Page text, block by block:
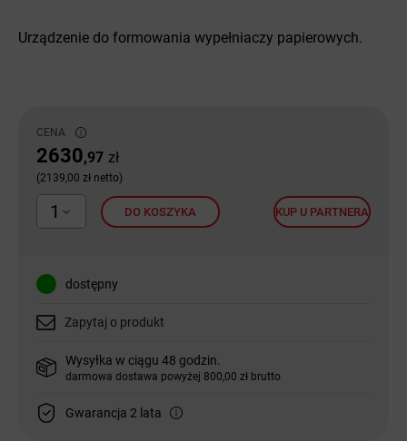
CENA
2630,97 zł
(2139,00 zł netto)
1 DO KOSZYKA KUP U PARTNERA
dostępny
Zapytaj o produkt
Wysyłka w ciągu 48 godzin.
darmowa dostawa powyżej 800,00 zł brutto
Gwarancja 2 lata
Urządzenie do formowania wypełniaczy papierowych.